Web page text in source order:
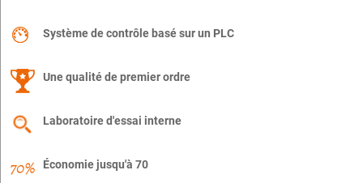
Système de contrôle basé sur un PLC
Une qualité de premier ordre
Laboratoire d'essai interne
Économie jusqu'à 70